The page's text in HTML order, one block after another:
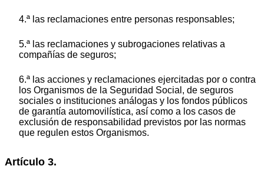
4.ª las reclamaciones entre personas responsables;
5.ª las reclamaciones y subrogaciones relativas a
compañías de seguros;
6.ª las acciones y reclamaciones ejercitadas por o contra
los Organismos de la Seguridad Social, de seguros
sociales o instituciones análogas y los fondos públicos
de garantía automovilística, así como a los casos de
exclusión de responsabilidad previstos por las normas
que regulen estos Organismos.
Artículo 3.